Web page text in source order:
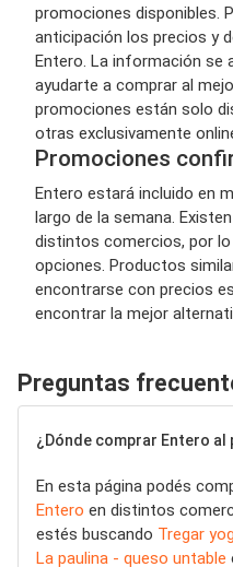
promociones disponibles.
anticipación los precios y
Entero. La información se
ayudarte a comprar al
promociones están solo
otras exclusivamente
Promociones
Entero estará incluido en
largo de la semana.
distintos comercios, por
opciones. Productos
encontrarse con precios
encontrar la mejor
Preguntas
¿Dónde comprar Entero al
En esta página podés
Entero en distintos
estés buscando Tregar
La paulina - queso untable